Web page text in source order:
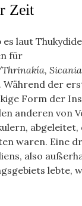
Zeit
laut
für
Sicania
. Während der
Form der
anderen von
abgeleitet,
waren. Eine
also
lebte,